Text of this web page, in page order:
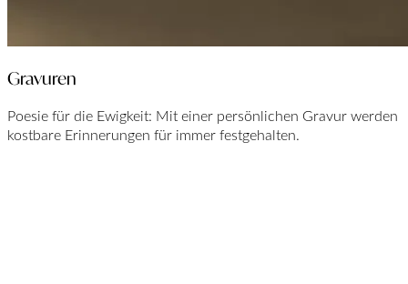
Gravuren
Poesie für die Ewigkeit: Mit einer persönlichen Gravur werden
kostbare Erinnerungen für immer festgehalten.